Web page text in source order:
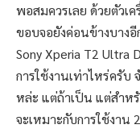
พอสมควรเลย ด้วยตัวเ
ขอบจอยังค่อนข้างบาง
Sony Xperia T2 Ultra
การใช้งานเท่าไหร่ครับ
หล่ะ แต่ถ้าเป็น แต่สำห
จะเหมาะกับการใช้งาน